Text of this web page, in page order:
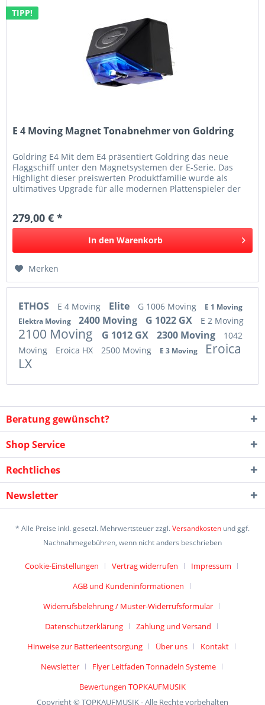
TIPP!
E 4 Moving Magnet Tonabnehmer von Goldring
Goldring E4 Mit dem E4 präsentiert Goldring das neue
Flaggschiff unter den Magnetsystemen der E-Serie. Das
Highlight dieser preiswerten Produktfamilie wurde als
ultimatives Upgrade für alle modernen Plattenspieler der
279,00 € *
In den Warenkorb
Merken
ETHOS E 4 Moving Elite G 1006 Moving
E 1 Moving
Elektra Moving
2400 Moving G 1022 GX E 2 Moving
2100 Moving G 1012 GX 2300 Moving
1042
Moving
Eroica HX 2500 Moving E 3 Moving
Eroica
LX
Beratung gewünscht?
Shop Service
Rechtliches
Newsletter
* Alle Preise inkl. gesetzl. Mehrwertsteuer zzgl.Versandkosten und ggf.
Nachnahmegebühren, wenn nicht anders beschrieben
Cookie-Einstellungen Vertrag widerrufen
Impressum
AGB und Kundeninformationen
Widerrufsbelehrung / Muster-Widerrufsformular
Datenschutzerklärung
Zahlung und Versand
Hinweise zur Batterieentsorgung
Über uns
Kontakt
Newsletter
Flyer Leitfaden Tonnadeln Systeme
Bewertungen TOPKAUFMUSIK
Copyright © TOPKAUFMUSIK - Alle Rechte vorbehalten